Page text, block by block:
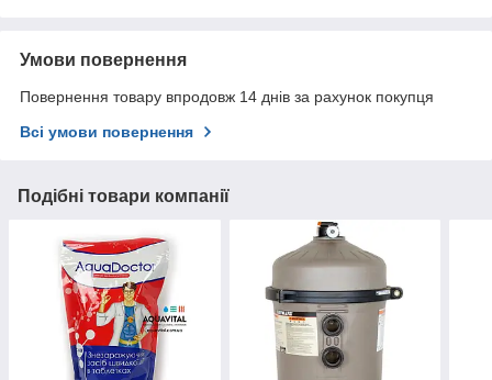
Умови повернення
Повернення товару впродовж 14 днів за рахунок покупця
Всі умови повернення
Подібні товари компанії